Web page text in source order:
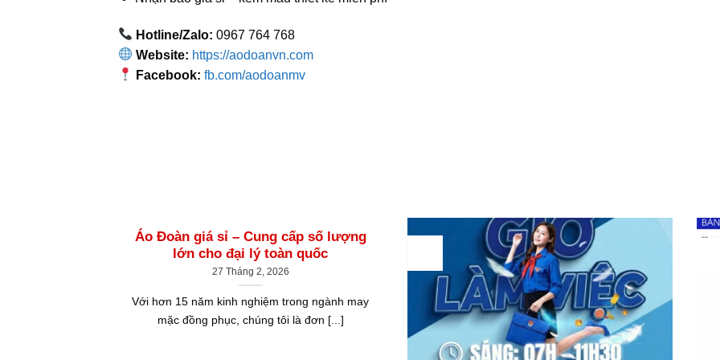
Hotline/Zalo: 0967 764 768
Website: https://aodoanvn.com
Facebook: fb.com/aodoanmv
Áo Đoàn giá sỉ – Cung cấp số lượng
lớn cho đại lý toàn quốc
27 Tháng 2, 2026
Với hơn 15 năm kinh nghiệm trong ngành may
mặc đồng phục, chúng tôi là đơn [...]